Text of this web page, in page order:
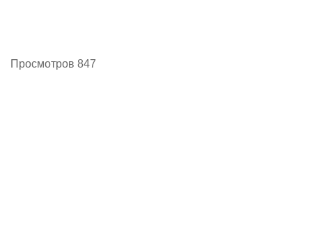
Просмотров 847